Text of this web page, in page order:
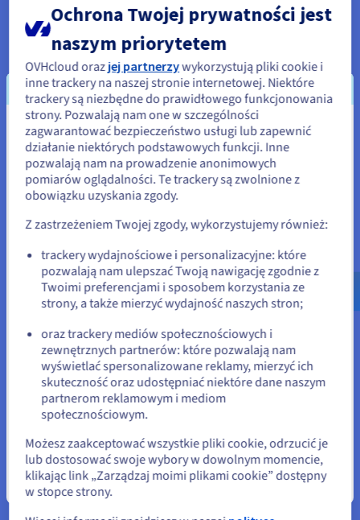
Nieprzenikniona forteca bezpieczeństwa
Wszystkie rozwiązania hostingu serwerów Minecraft
Ochronę DDoS dla gier
zaprojektowaną specjalnie
dla ruchu gier. Z ponad 30 zdefiniowanymi profilami,
łagodzenie ataków jest automatyczne i świadome
protokołów. Ataki są filtrowane w czasie rzeczywistym,
chroniąc dostępność serwera, połączenia graczy i ogólną
niezawodność usługi.
Z 99,95% SLA i gwarantowaną przepustowością 1 Gbps,
serwery dedykowane zapewniają przewidywalne opóźnienia,
stabilne połączenie i spójną dostępność. Gracze cieszą się
płynną rozgrywką w godzinach szczytu, podczas aktualizacji
treści i wydarzeń, podczas gdy operatorzy korzystają z
niezawodnego hostingu w różnych regionach.
Skalowanie, automatyzacja i
profesjonalne operacje
Wydaje się, że znajdujesz się w
Stany Zjednoczone
Jeśli chcesz złożyć zamówienie w Stany Zjednoczone, wyszukaj
odpowiednią stronę i załóż konto.
us.ovhcloud.com/bare-metal Angielski
USD
- $
Pozostań na bieżącej stronie
Wybierz inną stronę
Zamknij
Ochrona Twojej prywatności jest
naszym priorytetem
OVHcloud oraz jej partnerzywykorzystują pliki cookie i
inne trackery na naszej stronie internetowej. Niektóre
trackery są niezbędne do prawidłowego funkcjonowania
strony. Pozwalają nam one w szczególności
zagwarantować bezpieczeństwo usługi lub zapewnić
działanie niektórych podstawowych funkcji. Inne
pozwalają nam na prowadzenie anonimowych
pomiarów oglądalności. Te trackery są zwolnione z
obowiązku uzyskania zgody.
Z zastrzeżeniem Twojej zgody, wykorzystujemy również:
trackery wydajnościowe i personalizacyjne: które
pozwalają nam ulepszać Twoją nawigację zgodnie z
Twoimi preferencjami i sposobem korzystania ze
strony, a także mierzyć wydajność naszych stron;
oraz trackery mediów społecznościowych i
zewnętrznych partnerów: które pozwalają nam
wyświetlać spersonalizowane reklamy, mierzyć ich
skuteczność oraz udostępniać niektóre dane naszym
partnerom reklamowym i mediom
społecznościowym.
Możesz zaakceptować wszystkie pliki cookie, odrzucić je
lub dostosować swoje wybory w dowolnym momencie,
klikając link „Zarządzaj moimi plikami cookie” dostępny
w stopce strony.